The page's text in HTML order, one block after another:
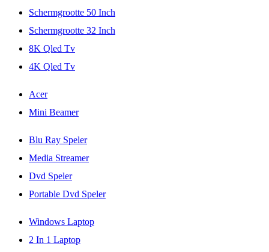
Schermgrootte 50 Inch
Schermgrootte 32 Inch
8K Qled Tv
4K Qled Tv
Acer
Mini Beamer
Blu Ray Speler
Media Streamer
Dvd Speler
Portable Dvd Speler
Windows Laptop
2 In 1 Laptop